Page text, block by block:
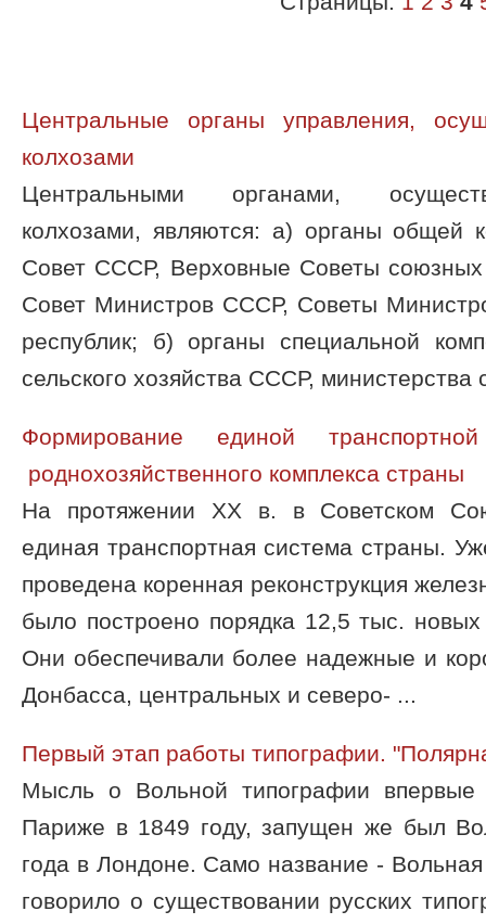
Центральные органы управления,
колхозами
Центральными органами,
колхозами, являются: а) органы общей
Совет СССР, Верховные Советы союзных
Совет Министров СССР, Советы
республик; б) органы специальной
сельского хозяйства СССР, министерства
Формирование единой
роднохозяйственного комплекса страны
На протяжении ХХ в. в Советском
единая транспортная система страны.
проведена коренная реконструкция
было построено порядка 12,5 тыс.
Они обеспечивали более надежные и
Донбасса, центральных и северо- ...
Первый этап работы типографии.
Мысль о Вольной типографии впервые
Париже в 1849 году, запущен же был
года в Лондоне. Само название -
говорило о существовании русских